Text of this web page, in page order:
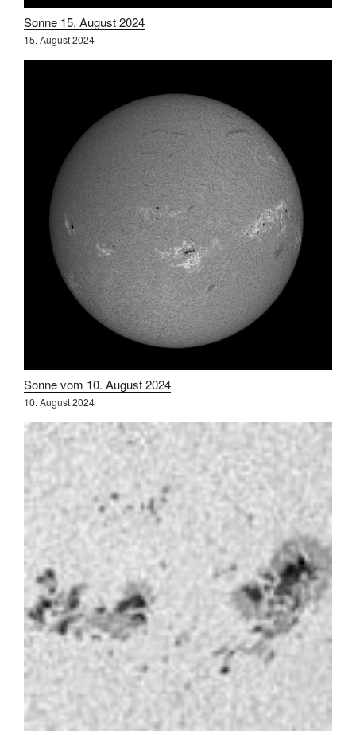
Sonne 15. August 2024
15. August 2024
Sonne vom 10. August 2024
10. August 2024